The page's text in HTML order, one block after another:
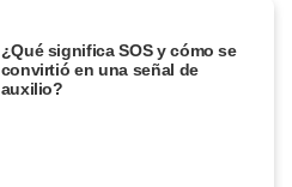
¿Qué significa SOS y cómo se
convirtió en una señal de
auxilio?